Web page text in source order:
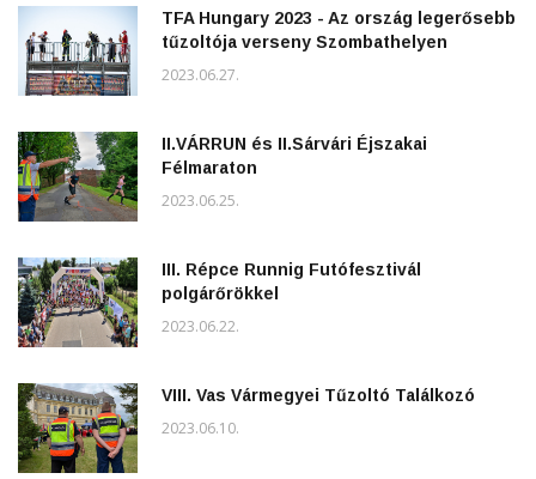
TFA Hungary 2023 - Az ország legerősebb
tűzoltója verseny Szombathelyen
2023.06.27.
II.VÁRRUN és II.Sárvári Éjszakai
Félmaraton
2023.06.25.
III. Répce Runnig Futófesztivál
polgárőrökkel
2023.06.22.
VIII. Vas Vármegyei Tűzoltó Találkozó
2023.06.10.